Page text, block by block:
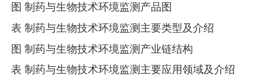
图 制药与生物技术环境监测产品图
表 制药与生物技术环境监测主要类型及介绍
图 制药与生物技术环境监测产业链结构
表 制药与生物技术环境监测主要应用领域及介绍